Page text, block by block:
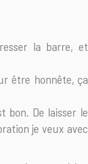
la barre, et
être honnête, ça
bon. De laisser le
je veux avec